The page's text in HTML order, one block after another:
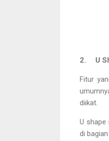
2. U
Fitur
diikat.
U shape
di